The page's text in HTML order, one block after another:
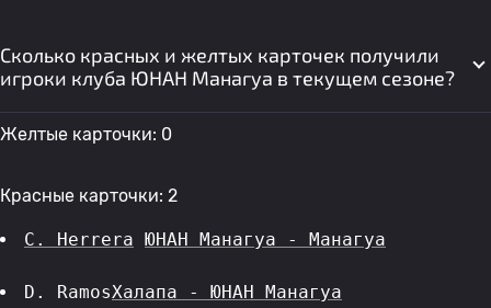
Сколько красных и желтых карточек получили
игроки клуба ЮНАН Манагуа в текущем сезоне?
Желтые карточки: 0
Красные карточки: 2
C. Herrera ЮНАН Манагуа - Манагуа
D. RamosХалапа - ЮНАН Манагуа